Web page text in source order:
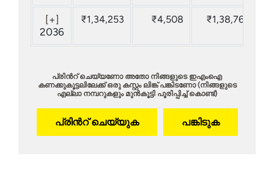
[+]
2036
₹1,34,253 ₹4,508 ₹1,38,761
പ്രിന്‍റ് ചെയ്യണോ അതോ നിങ്ങളുടെ ഇഎംഐ
കണക്കുകൂട്ടലിലേക്ക് ഒരു കസ്റ്റം ലിങ്ക് പങ്കിടണോ (നിങ്ങളുടെ
എല്ലാ നമ്പറുകളും മുൻകൂട്ടി പൂരിപ്പിച്ച് കൊണ്ട്)
പ്രിന്‍റ് ചെയ്യുക പങ്കിടുക